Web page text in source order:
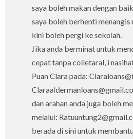
saya boleh makan dengan
saya boleh berhenti menangis
kini boleh pergi ke sekolah.
Jika anda berminat untuk
cepat tanpa colletaral, i
Puan Clara pada:
dan arahan anda juga boleh
melalui:
berada di sini untuk